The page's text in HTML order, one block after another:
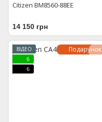
Citizen BM8560-88EE
14 150 грн
Подарунок
ВІДЕО
6
6